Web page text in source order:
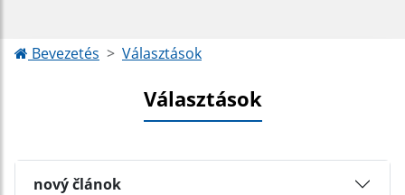
Bevezetés Választások
Választások
nový článok